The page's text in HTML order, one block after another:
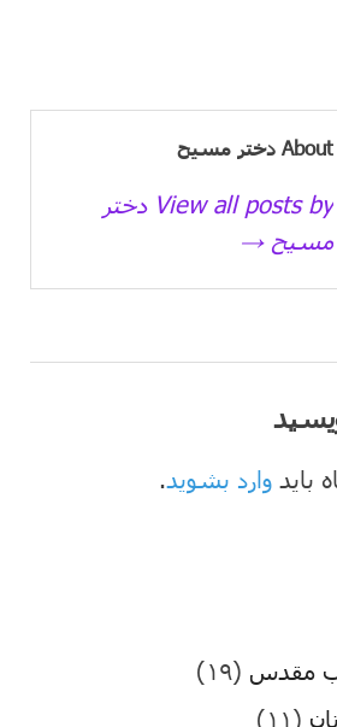
About دختر مسیح
View all posts by دختر
مسیح →
باید وارد بشوید.
مقدس (۱۹)
(۱۱)